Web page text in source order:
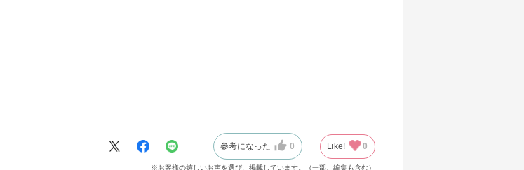
参考になった 0 Like! 0
※お客様の嬉しいお声を選び、掲載しています。（一部、編集も含む）